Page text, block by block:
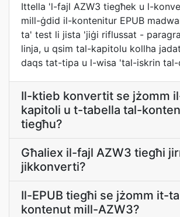
Ittella 'l-fajl AZW3 tiegħek u l-
mill-ġdid il-kontenitur EPUB
ta' test li jista 'jiġi riflussat -
linja, u qsim tal-kapitolu kollha
daqs tat-tipa u l-wisa 'tal-iskrin tal-
Il-ktieb konvertit se jżomm
kapitoli u t-tabella tal-
tiegħu?
Għaliex il-fajl AZW3 tiegħi
jikkonverti?
Il-EPUB tiegħi se jżomm it-
kontenut mill-AZW3?